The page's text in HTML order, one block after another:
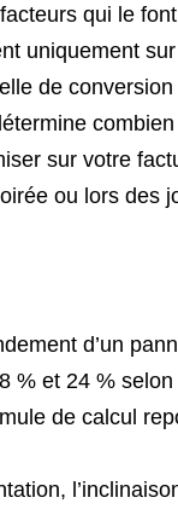
qui le
uniquement
de
sur votre
ou lors des
d’un
% et 24 %
de calcul